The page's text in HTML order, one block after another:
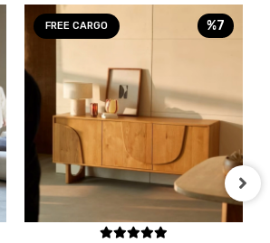
FREE CARGO %7